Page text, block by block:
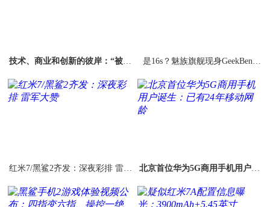
技术、商业和创新的彼岸：“被折
是16s？魅族旗舰现身GeekBenc
红米7/黑鲨2齐发：深夜彩排 雷军
北京首位华为5G商用手机用户诞